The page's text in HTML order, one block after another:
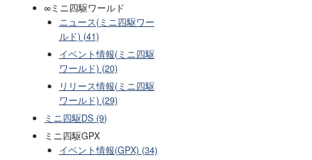
∞ミニ四駆ワールド
ニュース(ミニ四駆ワー
ルド) (41)
イベント情報(ミニ四駆
ワールド) (20)
リリース情報(ミニ四駆
ワールド) (29)
ミニ四駆DS (9)
ミニ四駆GPX
イベント情報(GPX) (34)